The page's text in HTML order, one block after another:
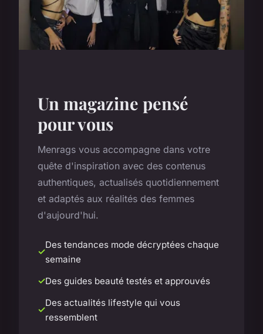
Un magazine pensé
pour vous
Menrags vous accompagne dans votre
quête d'inspiration avec des contenus
authentiques, actualisés quotidiennement
et adaptés aux réalités des femmes
d'aujourd'hui.
Des tendances mode décryptées chaque
semaine
Des guides beauté testés et approuvés
Des actualités lifestyle qui vous
ressemblent